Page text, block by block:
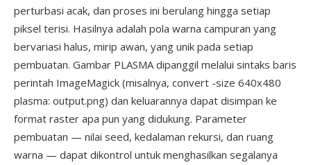
perturbasi acak, dan proses ini berulang hingga setiap
piksel terisi. Hasilnya adalah pola warna campuran yang
bervariasi halus, mirip awan, yang unik pada setiap
pembuatan. Gambar PLASMA dipanggil melalui sintaks baris
perintah ImageMagick (misalnya, convert -size 640x480
plasma: output.png) dan keluarannya dapat disimpan ke
format raster apa pun yang didukung. Parameter
pembuatan — nilai seed, kedalaman rekursi, dan ruang
warna — dapat dikontrol untuk menghasilkan segalanya